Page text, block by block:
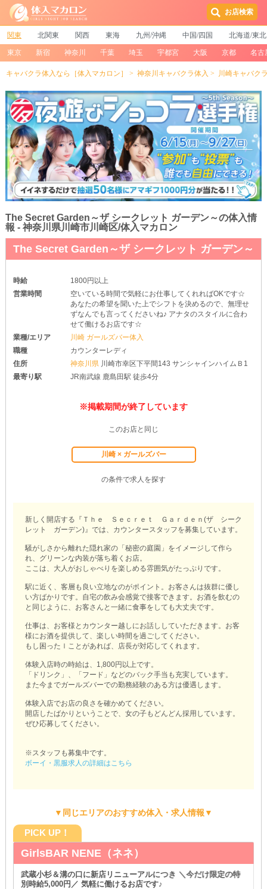
お店検索
関東 北関東 関西 東海 九州/沖縄 中国/四国 北海道/東北
東京 新宿 神奈川 千葉 埼玉 宇都宮 大阪 京都 名古
キャバクラ体入なら［体入マカロン］ 神奈川キャバクラ体入 川崎キャバク
The Secret Garden～ザ シークレット ガーデン～の体入情
報 - 神奈川県川崎市川崎区/体入マカロン
The Secret Garden～ザ シークレット ガーデン～
時給
1800円以上
営業時間
空いている時間で気軽にお仕事してくれればOKです☆
あなたの希望を聞いた上でシフトを決めるので、無理せ
ずなんでも言ってくださいね♪ アナタのスタイルに合わ
せて働けるお店です☆
業種/エリア
川崎 ガールズバー体入
職種
カウンターレディ
住所
神奈川県 川崎市幸区下平間143 サンシャインハイムＢ1
最寄り駅
JR南武線 鹿島田駅 徒歩4分
※掲載期間が終了しています
このお店と同じ
川崎 × ガールズバー
の条件で求人を探す
新しく開店する『Ｔｈｅ Ｓｅｃｒｅｔ Ｇａｒｄｅｎ(ザ シーク
レット ガーデン)』では、カウンタースタッフを募集しています。
騒がしさから離れた隠れ家の「秘密の庭園」をイメージして作ら
れ、グリーンな内装が落ち着くお店。
ここは、大人がおしゃべりを楽しめる雰囲気がたっぷりです。
駅に近く、客層も良い立地なのがポイント。お客さんは抜群に優し
い方ばかりです。自宅の飲み会感覚で接客できます。お酒を飲むの
と同じように、お客さんと一緒に食事をしても大丈夫です。
仕事は、お客様とカウンター越しにお話ししていただきます。お客
様にお酒を提供して、楽しい時間を過ごしてください。
もし困ったｌことがあれば、店長が対応してくれます。
体験入店時の時給は、1,800円以上です。
「ドリンク」、「フード」などのバック手当も充実しています。
また今までガールズバーでの勤務経験のある方は優遇します。
体験入店でお店の良さを確かめてください。
開店したばかりということで、女の子もどんどん採用しています。
ぜひ応募してください。
※スタッフも募集中です。
ボーイ・黒服求人の詳細はこちら
▼同じエリアのおすすめ体入・求人情報▼
PICK UP！
GirlsBAR NENE（ネネ）
武蔵小杉＆溝の口に新店リニューアルにつき ＼今だけ限定の特
別時給5,000円／ 気軽に働けるお店です♪